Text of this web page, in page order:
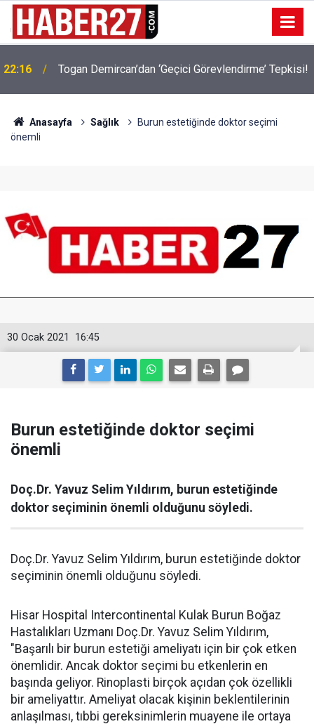
22:16 Togan Demircan’dan ‘Geçici Görevlendirme’ Tepkisi!
19:32 Sıcak Havalarda Ödem Şikayetini Hafife Almayın!
Anasayfa Sağlık
Burun estetiğinde doktor seçimi
önemli
16:45
30 Ocak 2021
Burun estetiğinde doktor seçimi
önemli
Doç.Dr. Yavuz Selim Yıldırım, burun estetiğinde
doktor seçiminin önemli olduğunu söyledi.
Doç.Dr. Yavuz Selim Yıldırım, burun estetiğinde doktor
seçiminin önemli olduğunu söyledi.
Hisar Hospital Intercontinental Kulak Burun Boğaz
Hastalıkları Uzmanı Doç.Dr. Yavuz Selim Yıldırım,
"Başarılı bir burun estetiği ameliyatı için bir çok etken
önemlidir. Ancak doktor seçimi bu etkenlerin en
başında geliyor. Rinoplasti birçok açıdan çok özellikli
bir ameliyattır. Ameliyat olacak kişinin beklentilerinin
anlaşılması, tıbbi gereksinimlerin muayene ile ortaya